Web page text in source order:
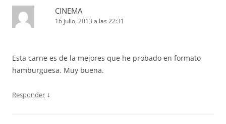
CINEMA
16 julio, 2013 a las 22:31
Esta carne es de la mejores que he probado en formato
hamburguesa. Muy buena.
Responder ↓